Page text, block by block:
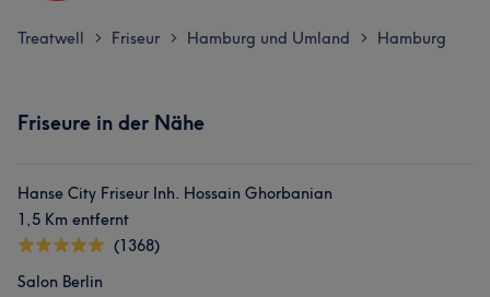
Treatwell > Friseur > Hamburg und Umland > Hamburg
Friseure in der Nähe
Hanse City Friseur Inh. Hossain Ghorbanian
1,5 Km entfernt
(1368)
Salon Berlin